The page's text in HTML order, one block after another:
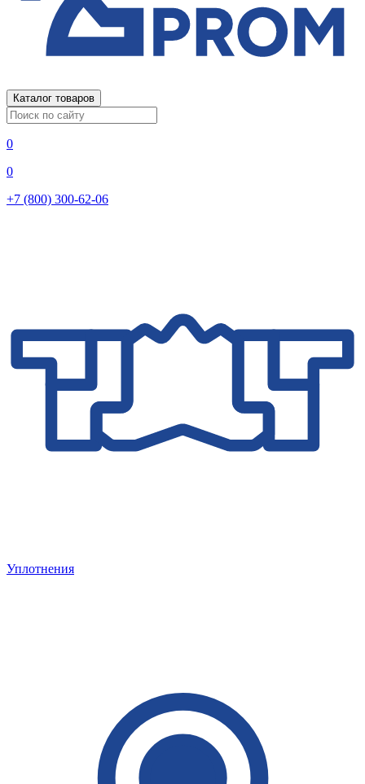
Каталог товаров
0
0
+7 (800) 300-62-06
Уплотнения